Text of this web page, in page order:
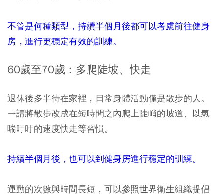
不管是何種類型，持續半個月後都可以考慮前往健身
房，進行更穩定有效的訓練。
60歲至70歲：多爬陡坡、快走
退休後多半待在家裡，日常身體活動僅是散步的人。
→請將散步改成在短時間之內爬上陡峭的坡道、以氣
喘吁吁的速度快走等習慣。
持續半個月後，也可以到健身房進行穩定的訓練。
運動的次數與時間長短，可以參照世界衛生組織提倡